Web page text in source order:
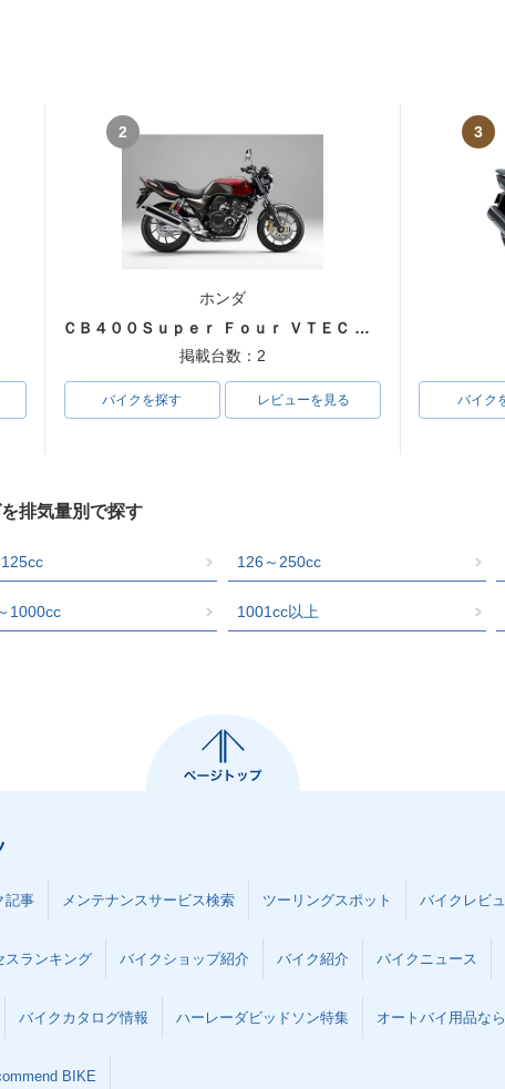
2
ホンダ
ＣＢ４００Ｓｕｐｅｒ Ｆｏｕｒ ＶＴＥＣ ＳＰＥＣ３
掲載台数：2
バイクを探す レビューを見る
3
バイク
排気量別で探す
126～250cc
1000cc 1001cc以上
記事 メンテナンスサービス検索 ツーリングスポット バイクレビ
スランキング バイクショップ紹介 バイク紹介 バイクニュース
バイクカタログ情報 ハーレーダビッドソン特集 オートバイ用品な
BIKE